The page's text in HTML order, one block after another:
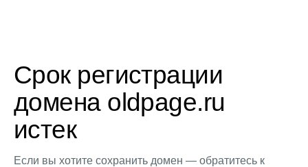
Срок регистрации
домена oldpage.ru
истек
Если вы хотите сохранить домен — обратитесь к